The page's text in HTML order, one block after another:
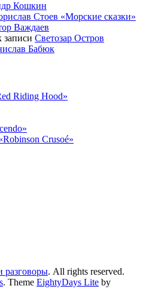
Кошкин
Стоев «Морские сказки»
Важдаев
записи Светозар Остров
Бабюк
Riding Hood»
Crusoé»
разговоры. All rights reserved.
. Theme EightyDays Lite by